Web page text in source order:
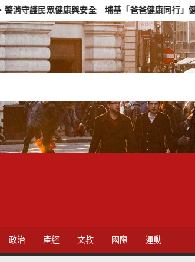
眾健康與安全 埔基「爸爸健康同行」健康促進活
政治 產經 文教 國際 運動